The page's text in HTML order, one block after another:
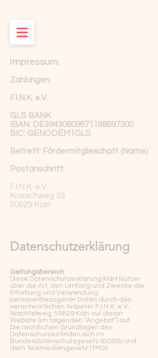
Impressum:
Zahlungen:
F.I.N.K. e.V.
GLS BANK
IBAN: DE39430609671188897300
BIC: GENODEM1GLS
Betreff: Fördermitglieschaft (Name)
Postanschrift:
F.I.N.K. e.V.
Kranichweg 33
50829 Köln
Datenschutzerklärung
Geltungsbereich
Diese Datenschutzerklärung klärt Nutzer
über die Art, den Umfang und Zwecke der
Erhebung und Verwendung
personenbezogener Daten durch den
verantwortlichen Anbieter F.I.N.K. e.V.,
Wachtelweg, 50829 Köln auf dieser
Website (im folgenden “Angebot”) auf.
Die rechtlichen Grundlagen des
Datenschutzes finden sich im
Bundesdatenschutzgesetz (BDSG) und
dem Telemediengesetz (TMG).